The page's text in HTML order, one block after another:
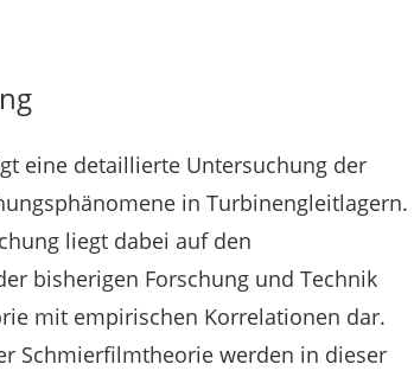
eine detaillierte Untersuchung der
in Turbinengleitlagern.
liegt dabei auf den
bisherigen Forschung und Technik
mit empirischen Korrelationen dar.
Schmierfilmtheorie werden in dieser